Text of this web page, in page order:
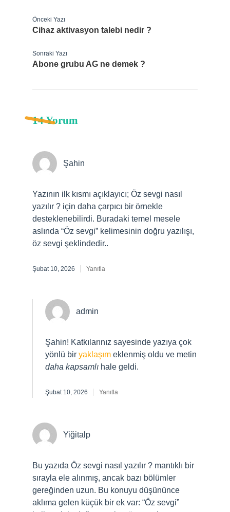
Önceki Yazı
Cihaz aktivasyon talebi nedir ?
Sonraki Yazı
Abone grubu AG ne demek ?
14 Yorum
Şahin
Yazının ilk kısmı açıklayıcı; Öz sevgi nasıl
yazılır ? için daha çarpıcı bir örnekle
desteklenebilirdi. Buradaki temel mesele
aslında “Öz sevgi” kelimesinin doğru yazılışı,
öz sevgi şeklindedir..
Şubat 10, 2026 Yanıtla
admin
Şahin! Katkılarınız sayesinde yazıya çok
yönlü bir yaklaşım eklenmiş oldu ve metin
daha kapsamlı hale geldi.
Şubat 10, 2026 Yanıtla
Yiğitalp
Bu yazıda Öz sevgi nasıl yazılır ? mantıklı bir
sırayla ele alınmış, ancak bazı bölümler
gereğinden uzun. Bu konuyu düşününce
aklıma gelen küçük bir ek var: “Öz sevgi”